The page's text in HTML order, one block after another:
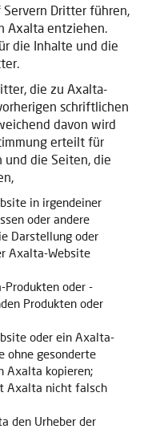
Dritter führen,
Axalta entziehen.
die Inhalte und die
die zu Axalta-
schriftlichen
davon wird
erteilt für
und die Seiten, die
in irgendeiner
oder andere
Darstellung oder
Axalta-Website
Produkten oder -
Produkten oder
oder ein Axalta-
ohne gesonderte
Axalta kopieren;
Axalta nicht falsch
den Urheber der